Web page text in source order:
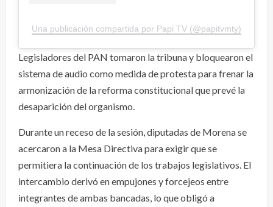
Una publicación compartida por Papi TV (@papitvmty)
Legisladores del PAN tomaron la tribuna y bloquearon el
sistema de audio como medida de protesta para frenar la
armonización de la reforma constitucional que prevé la
desaparición del organismo.
Durante un receso de la sesión, diputadas de Morena se
acercaron a la Mesa Directiva para exigir que se
permitiera la continuación de los trabajos legislativos. El
intercambio derivó en empujones y forcejeos entre
integrantes de ambas bancadas, lo que obligó a